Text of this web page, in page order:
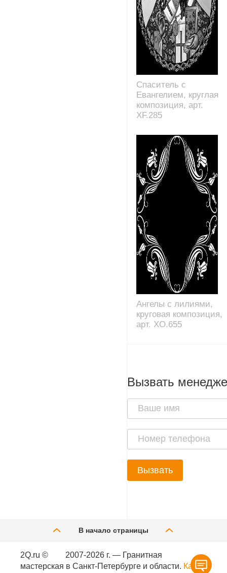
Спаситель с
Евангелием, круглая
композиция, арт.
XF.285
Ангелы с лилиями,
круговая композиция,
арт. XO.655
Вызвать
Вызвать
В начало страницы
2Q.ru ©
2007-2026 г. — Гранитная
мастерская в Санкт-Петербурге и области. Карта